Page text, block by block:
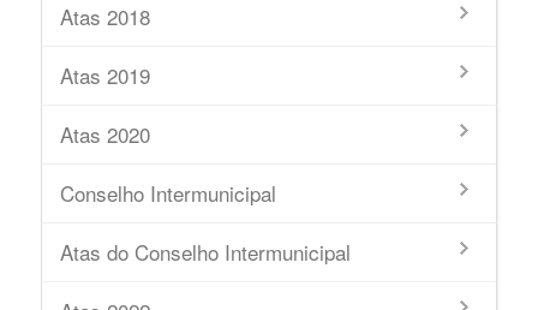
Atas 2018
Atas 2019
Atas 2020
Conselho Intermunicipal
Atas do Conselho Intermunicipal